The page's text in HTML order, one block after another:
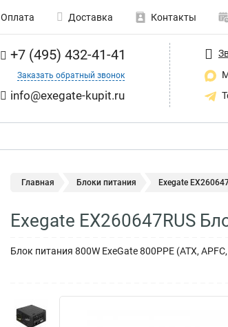
Оплата Доставка Контакты
+7 (495) 432-41-41
Заказать обратный звонок
info@exegate-kupit.ru
Главная Блоки питания Exegate
Exegate EX260647RUS
Блок питания 800W ExeGate 800PPE (ATX,